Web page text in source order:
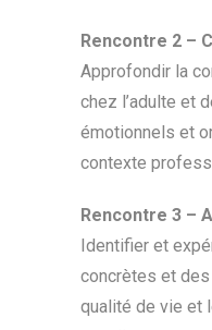
Rencontre 2 –
Approfondir la
chez l’adulte et
émotionnels et
contexte
Rencontre 3 –
Identifier et
concrètes et
qualité de vie et